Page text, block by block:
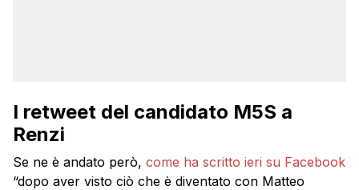
I retweet del candidato M5S a
Renzi
Se ne è andato però, come ha scritto ieri su Facebook
“dopo aver visto ciò che è diventato con Matteo